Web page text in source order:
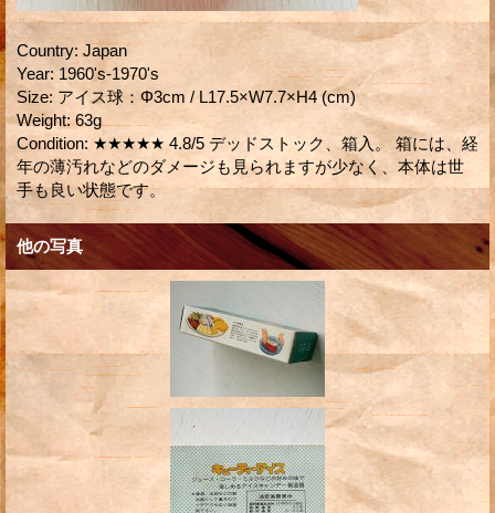
Country: Japan
Year: 1960's-1970's
Size: アイス球：Φ3cm / L17.5×W7.7×H4 (cm)
Weight: 63g
Condition: ★★★★★ 4.8/5 デッドストック、箱入。 箱には、経
年の薄汚れなどのダメージも見られますが少なく、本体は世
手も良い状態です。
他の写真